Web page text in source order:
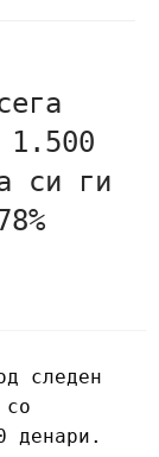
1.500
си ги
следен
денари.